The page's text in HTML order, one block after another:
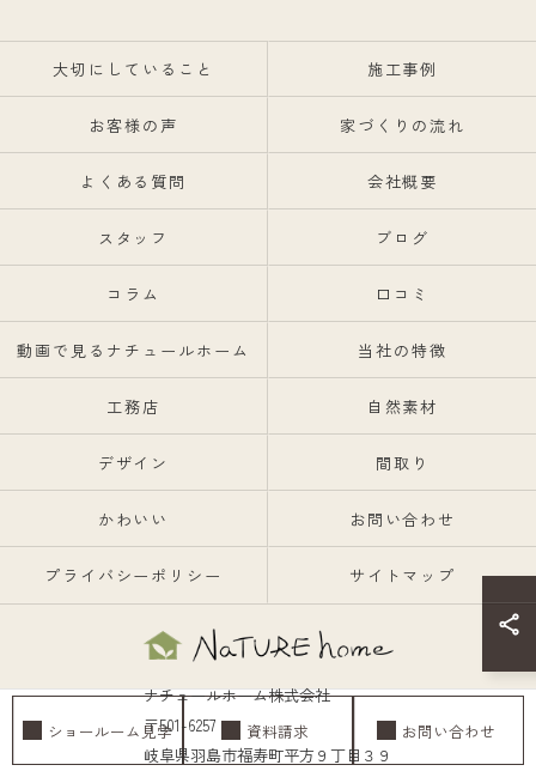
ショールーム見学 資料請求 お問い合わせ
大切にしていること 施工事例
お客様の声 家づくりの流れ
よくある質問 会社概要
スタッフ ブログ
コラム 口コミ
動画で見るナチュールホーム 当社の特徴
工務店 自然素材
デザイン 間取り
かわいい お問い合わせ
プライバシーポリシー サイトマップ
ナチュールホーム株式会社
〒501-6257
岐阜県羽島市福寿町平方９丁目３９